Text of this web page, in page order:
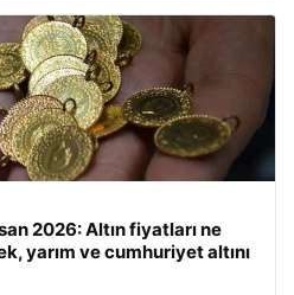
2026: Altın fiyatları ne
yarım ve cumhuriyet altını